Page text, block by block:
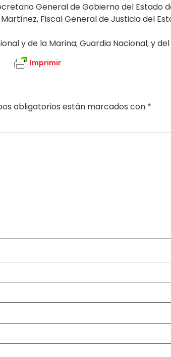
General de Gobierno del Estado
Fiscal General de Justicia del
y de la Marina; Guardia Nacional; y
Imprimir
obligatorios están marcados con *